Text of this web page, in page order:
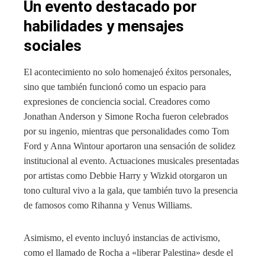
Un evento destacado por
habilidades y mensajes
sociales
El acontecimiento no solo homenajeó éxitos personales,
sino que también funcionó como un espacio para
expresiones de conciencia social. Creadores como
Jonathan Anderson y Simone Rocha fueron celebrados
por su ingenio, mientras que personalidades como Tom
Ford y Anna Wintour aportaron una sensación de solidez
institucional al evento. Actuaciones musicales presentadas
por artistas como Debbie Harry y Wizkid otorgaron un
tono cultural vivo a la gala, que también tuvo la presencia
de famosos como Rihanna y Venus Williams.
Asimismo, el evento incluyó instancias de activismo,
como el llamado de Rocha a «liberar Palestina» desde el